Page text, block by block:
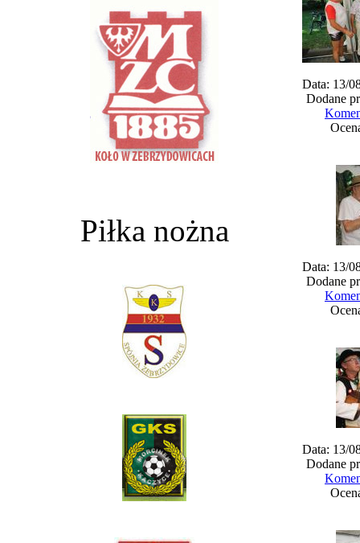
Piłka nożna
Data: 13/
Dodane
Data: 13/
Dodane
Data: 13/
Dodane